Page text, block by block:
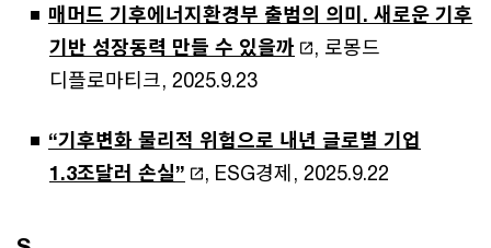
매머드 기후에너지환경부 출범의 의미. 새로운 기후
기반 성장동력 만들 수 있을까
, 로몽드
디플로마티크, 2025.9.23
“기후변화 물리적 위험으로 내년 글로벌 기업
1.3조달러 손실”
, ESG경제, 2025.9.22